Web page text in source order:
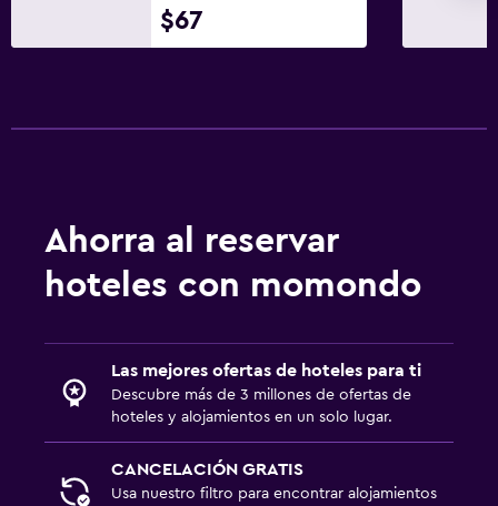
$67
Ahorra al reservar
hoteles con momondo
Las mejores ofertas de hoteles para ti
Descubre más de 3 millones de ofertas de
hoteles y alojamientos en un solo lugar.
CANCELACIÓN GRATIS
Usa nuestro filtro para encontrar alojamientos